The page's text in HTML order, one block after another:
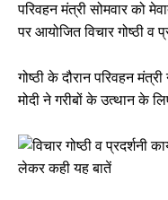
परिवहन मंत्री सोमवार को
पर आयोजित विचार गोष्ठी व
गोष्ठी के दौरान परिवहन
मोदी ने गरीबों के उत्थान के